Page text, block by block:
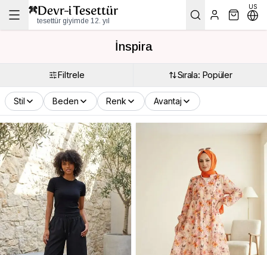
tesettür giyimde 12. yıl
US
İnspira
Filtrele Sırala: Popüler
Stil Beden Renk Avantaj